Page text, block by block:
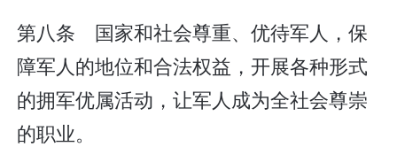
第八条 国家和社会尊重、优待军人，保
障军人的地位和合法权益，开展各种形式
的拥军优属活动，让军人成为全社会尊崇
的职业。